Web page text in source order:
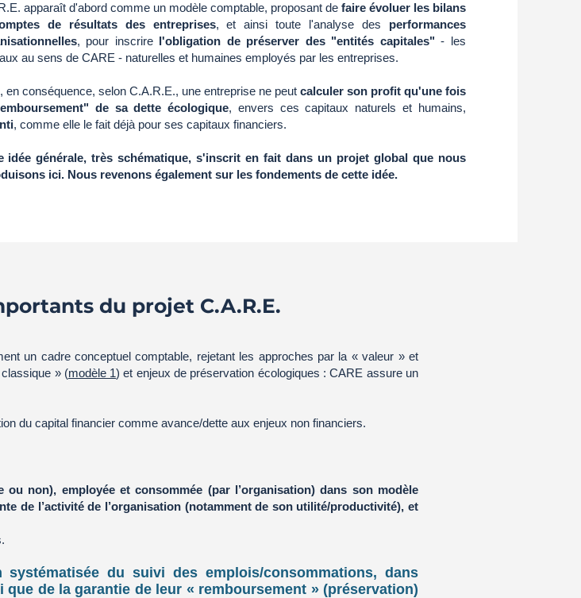
apparaît d'abord comme un modèle comptable, proposant de faire évoluer les bilans
de résultats des entreprises, et ainsi toute l'analyse des performances
, pour inscrire l'obligation de préserver des "entités capitales" - les
au sens de CARE - naturelles et humaines employés par les entreprises.
en conséquence, selon C.A.R.E., une entreprise ne peut calculer son profit qu'une fois
de sa dette écologique, envers ces capitaux naturels et humains,
, comme elle le fait déjà pour ses capitaux financiers.
idée générale, très schématique, s'inscrit en fait dans un projet global que nous
ici. Nous revenons également sur les fondements de cette idée.
du projet C.A.R.E.
un cadre conceptuel comptable, rejetant les approches par la « valeur » et
» (modèle 1) et enjeux de préservation écologiques : CARE assure un
du capital financier comme avance/dette aux enjeux non financiers.
non), employée et consommée (par l’organisation) dans son modèle
de l’activité de l’organisation (notamment de son utilité/productivité), et
du suivi des emplois/consommations, dans
que de la garantie de leur « remboursement » (préservation)